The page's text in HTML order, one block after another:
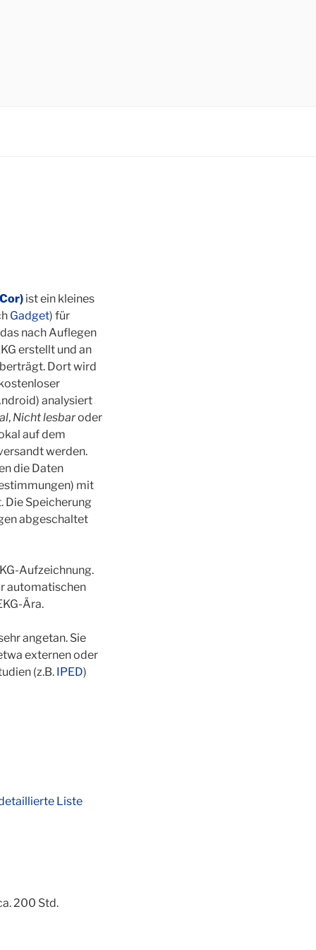
ist ein kleines
Gadget) für
nach Auflegen
erstellt und an
Dort wird
analysiert
, Nicht lesbaroder
auf dem
werden.
die Daten
mit
Die Speicherung
abgeschaltet
Aufzeichnung.
automatischen
Ära.
angetan. Sie
externen oder
(z.B. IPED)
Liste
200 Std.